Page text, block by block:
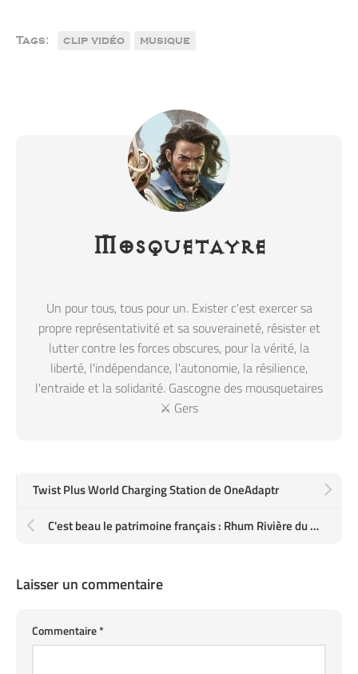
Tags: clip vidéo musique
Mosquetayre
Un pour tous, tous pour un. Exister c'est exercer sa
propre représentativité et sa souveraineté, résister et
lutter contre les forces obscures, pour la vérité, la
liberté, l'indépendance, l'autonomie, la résilience,
l'entraide et la solidarité. Gascogne des mousquetaires
⚔️ Gers
Twist Plus World Charging Station de OneAdaptr
C'est beau le patrimoine français : Rhum Rivière du Mat de La Réunion, Liqueur de Myrthe corse, Mirabelle de Nancy… Et comme d'habitude c'est la bouteille d'Armagnac qui est vide
Laisser un commentaire
Commentaire*